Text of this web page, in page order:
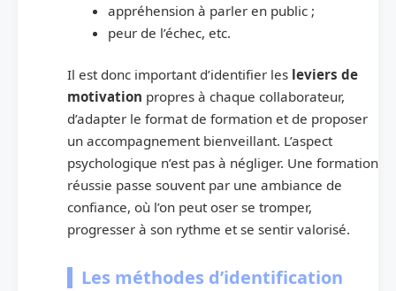
appréhension à parler en public ;
peur de l’échec, etc.
Il est donc important d’identifier les leviers de
motivation propres à chaque collaborateur,
d’adapter le format de formation et de proposer
un accompagnement bienveillant. L’aspect
psychologique n’est pas à négliger. Une formation
réussie passe souvent par une ambiance de
confiance, où l’on peut oser se tromper,
progresser à son rythme et se sentir valorisé.
Les méthodes d’identification